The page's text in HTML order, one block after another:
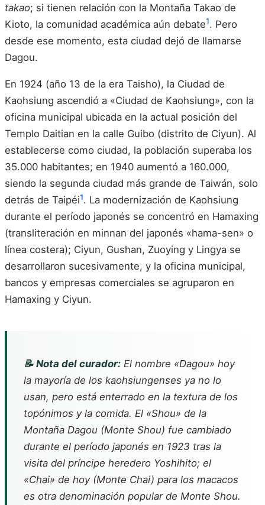
takao; si tienen relación con la Montaña Takao de
Kioto, la comunidad académica aún debate1. Pero
desde ese momento, esta ciudad dejó de llamarse
Dagou.
En 1924 (año 13 de la era Taisho), la Ciudad de
Kaohsiung ascendió a «Ciudad de Kaohsiung», con la
oficina municipal ubicada en la actual posición del
Templo Daitian en la calle Guibo (distrito de Ciyun). Al
establecerse como ciudad, la población superaba los
35.000 habitantes; en 1940 aumentó a 160.000,
siendo la segunda ciudad más grande de Taiwán, solo
detrás de Taipéi1. La modernización de Kaohsiung
durante el período japonés se concentró en Hamaxing
(transliteración en minnan del japonés «hama-sen» o
línea costera); Ciyun, Gushan, Zuoying y Lingya se
desarrollaron sucesivamente, y la oficina municipal,
bancos y empresas comerciales se agruparon en
Hamaxing y Ciyun.
📝 Nota del curador: El nombre «Dagou» hoy
la mayoría de los kaohsiungenses ya no lo
usan, pero está enterrado en la textura de los
topónimos y la comida. El «Shou» de la
Montaña Dagou (Monte Shou) fue cambiado
durante el período japonés en 1923 tras la
visita del príncipe heredero Yoshihito; el
«Chai» de hoy (Monte Chai) para los macacos
es otra denominación popular de Monte Shou.